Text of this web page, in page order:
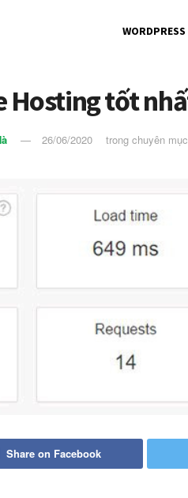
WORDPRESS
Hosting tốt
26/06/2020 trong chuyên mục
Share on Facebook